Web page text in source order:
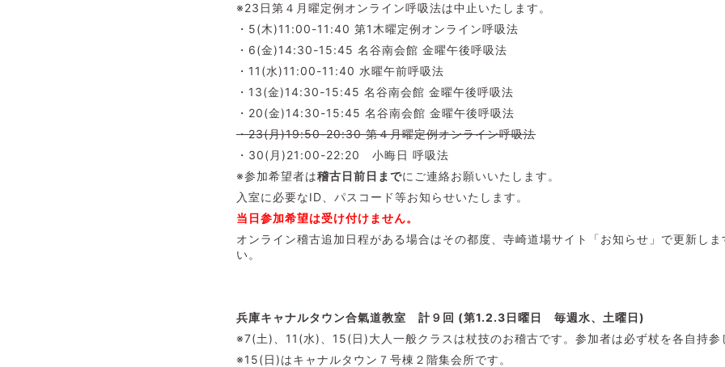
※23日第４月曜定例オンライン呼吸法は中止いたします。
・5(木)11:00-11:40 第1木曜定例オンライン呼吸法
・6(金)14:30-15:45 名谷南会館 金曜午後呼吸法
・11(水)11:00-11:40 水曜午前呼吸法
・13(金)14:30-15:45 名谷南会館 金曜午後呼吸法
・20(金)14:30-15:45 名谷南会館 金曜午後呼吸法
・23(月)19:50-20:30 第４月曜定例オンライン呼吸法
・30(月)21:00-22:20 小晦日 呼吸法
※参加希望者は稽古日前日までにご連絡お願いいたします。
入室に必要なID、パスコード等お知らせいたします
当日参加希望は受け付けません。
オンライン稽古追加日程がある場合はその都度、寺崎道場サイト「お知らせ」で更新しま
い。
兵庫キャナルタウン合氣道教室 計９ 回 (第1.2.3日曜日 毎週水、土曜日)
※7(土)、11(水)、15(日)大人一般クラスは杖技のお稽古です。参加者は必ず杖を各自持参
※15(日)はキャナルタウン７号棟２階集会所です。